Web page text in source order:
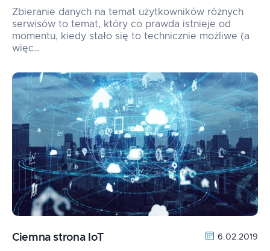
Zbieranie danych na temat użytkowników różnych
serwisów to temat, który co prawda istnieje od
momentu, kiedy stało się to technicznie możliwe (a
więc…
Ciemna strona IoT 6.02.2019